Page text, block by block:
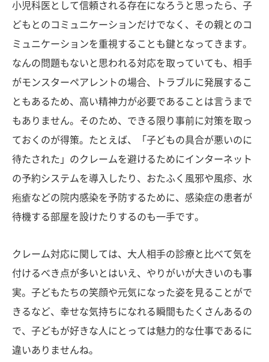
小児科医として信頼される存在になろうと思ったら、子
どもとのコミュニケーションだけでなく、その親とのコ
ミュニケーションを重視することも鍵となってきます。
なんの問題もないと思われる対応を取っていても、相手
がモンスターペアレントの場合、トラブルに発展するこ
ともあるため、高い精神力が必要であることは言うまで
もありません。そのため、できる限り事前に対策を取っ
ておくのが得策。たとえば、「子どもの具合が悪いのに
待たされた」のクレームを避けるためにインターネット
の予約システムを導入したり、おたふく風邪や風疹、水
疱瘡などの院内感染を予防するために、感染症の患者が
待機する部屋を設けたりするのも一手です。
クレーム対応に関しては、大人相手の診療と比べて気を
付けるべき点が多いとはいえ、やりがいが大きいのも事
実。子どもたちの笑顔や元気になった姿を見ることがで
きるなど、幸せな気持ちになれる瞬間もたくさんあるの
で、子どもが好きな人にとっては魅力的な仕事であるに
違いありませんね。